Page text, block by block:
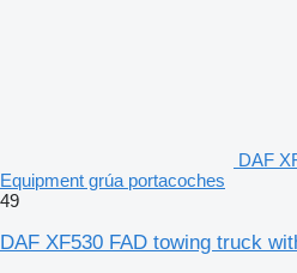
DAF
Equipment grúa portacoches
49
DAF XF530 FAD towing truck